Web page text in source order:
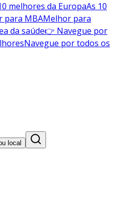
melhores da EuropaAs 10
para MBAMelhor para
da saúde👉 Navegue por
Navegue por todos os
local